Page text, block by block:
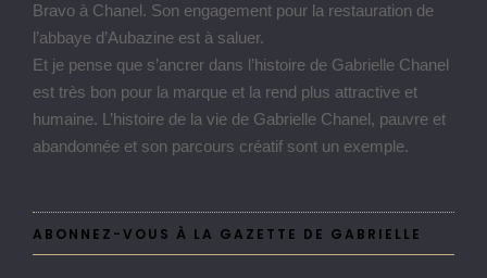
Bravo à Chanel. Son engagement pour la restauration de
l’abbaye d’Aubazine est à saluer.
Et je pense que s’ancrer dans l’histoire de Gabrielle Chanel
est très bon pour la marque et la rend plus attractive et
humaine. L’histoire de la vie de Gabrielle Chanel, pauvre et
abandonnée et son parcours créatif sont un exemple.
ABONNEZ-VOUS À LA GAZETTE DE GABRIELLE